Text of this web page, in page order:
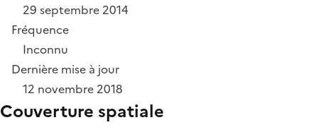
29 septembre 2014
Fréquence
Inconnu
Dernière mise à jour
12 novembre 2018
Couverture spatiale